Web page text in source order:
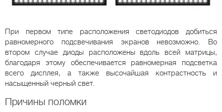
При первом типе расположения светодиодов добиться
равномерного подсвечивания экранов невозможно. Во
втором случае диоды расположены вдоль всей матрицы,
благодаря этому обеспечивается равномерная подсветка
всего дисплея, а также высочайшая контрастность и
насыщенный черный свет.
Причины поломки